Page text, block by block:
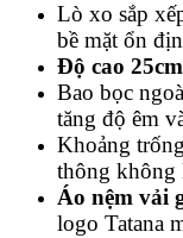
Lò xo sắp
bề mặt ổn
Độ cao 25cm
Bao bọc
tăng độ êm
Khoảng
thông không
Áo nệm vải
logo Tatana